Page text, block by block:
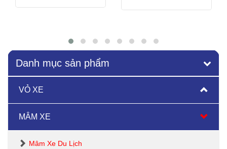
Danh mục sản phẩm
VỎ XE
MÂM XE
Mâm Xe Du Lịch